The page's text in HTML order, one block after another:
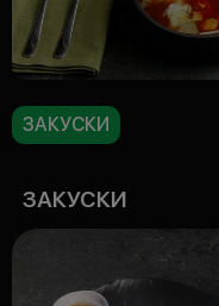
ЗАКУСКИ
ЗАКУСКИ